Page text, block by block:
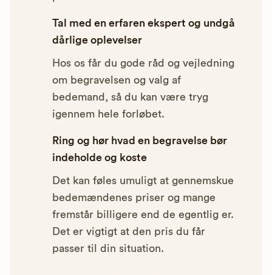
Tal med en erfaren ekspert og undgå
dårlige oplevelser
Hos os får du gode råd og vejledning
om begravelsen og valg af
bedemand, så du kan være tryg
igennem hele forløbet.
Ring og hør hvad en begravelse bør
indeholde og koste
Det kan føles umuligt at gennemskue
bedemændenes priser og mange
fremstår billigere end de egentlig er.
Det er vigtigt at den pris du får
passer til din situation.